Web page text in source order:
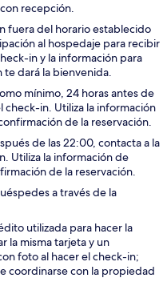
recepción.
fuera del horario establecido
al hospedaje para recibir
in y la información para
te dará la bienvenida.
mínimo, 24 horas antes de
check-in. Utiliza la información
de la reservación.
de las 22:00, contacta a la
Utiliza la información de
de la reservación.
a través de la
utilizada para hacer la
la misma tarjeta y un
foto al hacer el check-in;
coordinarse con la propiedad